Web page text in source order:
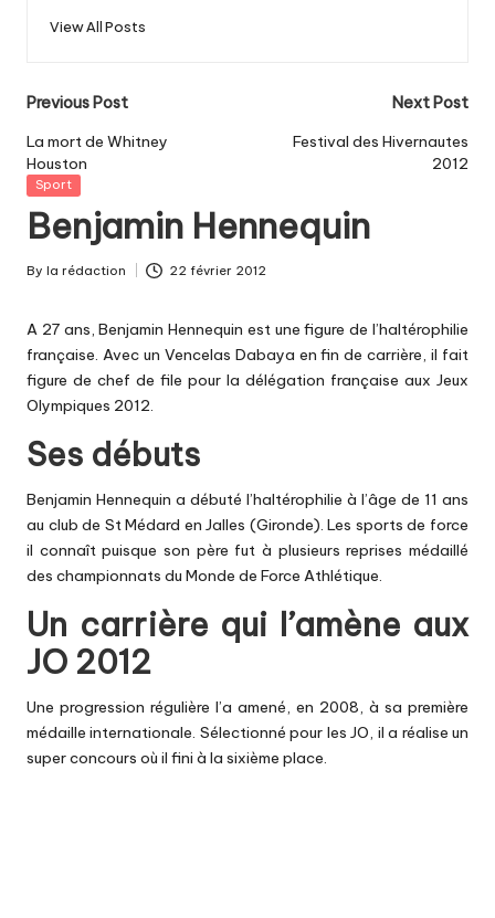
View All Posts
Post
navigation
Previous Post
La mort de Whitney
Houston
Next Post
Festival des Hivernautes
2012
Posted
Sport
Benjamin Hennequin
Posted
By la rédaction 22 février 2012
A 27 ans, Benjamin Hennequin est une figure de l’haltérophilie
française. Avec un Vencelas Dabaya en fin de carrière, il fait
figure de chef de file pour la délégation française aux Jeux
Olympiques 2012.
Ses débuts
Benjamin Hennequin a débuté l’haltérophilie à l’âge de 11 ans
au club de St Médard en Jalles (Gironde). Les sports de force
il connaît puisque son père fut à plusieurs reprises médaillé
des championnats du Monde de Force Athlétique.
Un carrière qui l’amène aux
JO 2012
Une progression régulière l’a amené, en 2008, à sa première
médaille internationale. Sélectionné pour les JO, il a réalise un
super concours où il fini à la sixième place.